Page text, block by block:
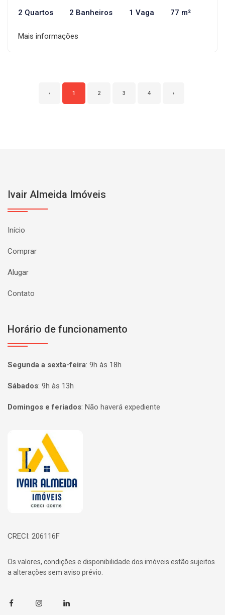
2 Quartos 2 Banheiros 1 Vaga 77 m²
Mais informações
‹ 1 2 3 4 ›
Ivair Almeida Imóveis
Início
Comprar
Alugar
Contato
Horário de funcionamento
Segunda a sexta-feira: 9h às 18h
Sábados: 9h às 13h
Domingos e feriados: Não haverá expediente
Página inicial
CRECI: 206116F
Os valores, condições e disponibilidade dos imóveis estão sujeitos
a alterações sem aviso prévio.
FacebookInstagramLinkedin